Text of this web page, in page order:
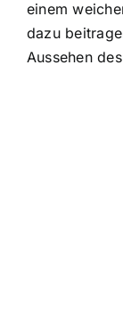
einem
dazu
Aussehen